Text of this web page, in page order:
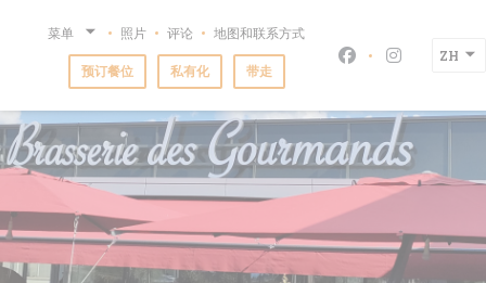
菜单 照片 评论 地图和联系方式
预订餐位 私有化 带走 Facebook ((在新
Instagram
ZH